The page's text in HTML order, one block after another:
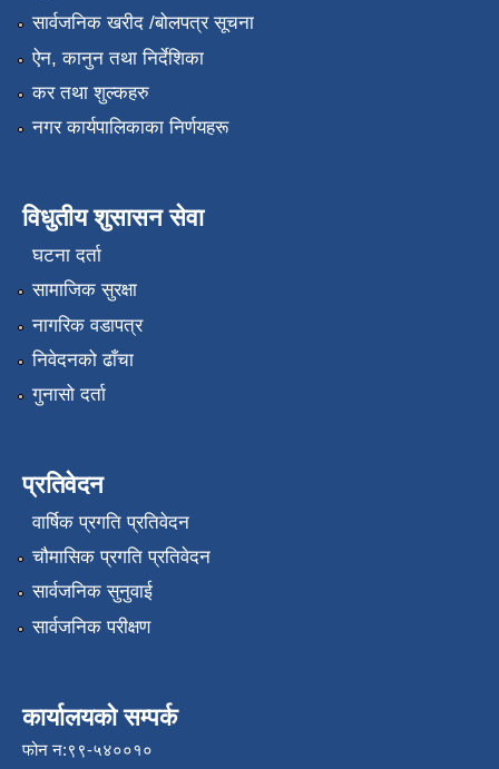
सार्वजनिक खरीद /बोलपत्र सूचना
ऐन, कानुन तथा निर्देशिका
कर तथा शुल्कहरु
नगर कार्यपालिकाका निर्णयहरू
विधुतीय शुसासन सेवा
घटना दर्ता
सामाजिक सुरक्षा
नागरिक वडापत्र
निवेदनको ढाँचा
गुनासो दर्ता
प्रतिवेदन
वार्षिक प्रगति प्रतिवेदन
चौमासिक प्रगति प्रतिवेदन
सार्वजनिक सुनुवाई
सार्वजनिक परीक्षण
कार्यालयको सम्पर्क
फोन न:९९-५४००१०